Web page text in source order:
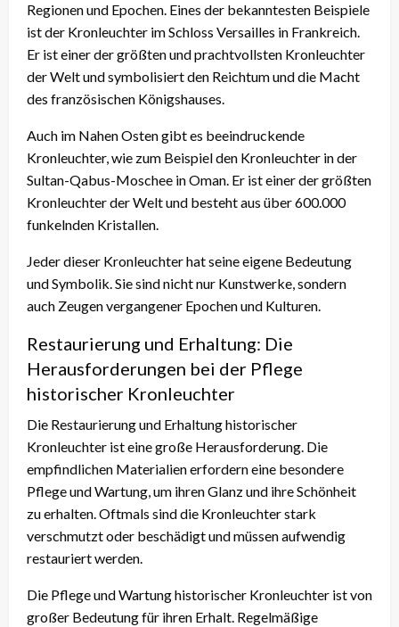
Regionen und Epochen. Eines der bekanntesten Beispiele
ist der Kronleuchter im Schloss Versailles in Frankreich.
Er ist einer der größten und prachtvollsten Kronleuchter
der Welt und symbolisiert den Reichtum und die Macht
des französischen Königshauses.
Auch im Nahen Osten gibt es beeindruckende
Kronleuchter, wie zum Beispiel den Kronleuchter in der
Sultan-Qabus-Moschee in Oman. Er ist einer der größten
Kronleuchter der Welt und besteht aus über 600.000
funkelnden Kristallen.
Jeder dieser Kronleuchter hat seine eigene Bedeutung
und Symbolik. Sie sind nicht nur Kunstwerke, sondern
auch Zeugen vergangener Epochen und Kulturen.
Restaurierung und Erhaltung: Die
Herausforderungen bei der Pflege
historischer Kronleuchter
Die Restaurierung und Erhaltung historischer
Kronleuchter ist eine große Herausforderung. Die
empfindlichen Materialien erfordern eine besondere
Pflege und Wartung, um ihren Glanz und ihre Schönheit
zu erhalten. Oftmals sind die Kronleuchter stark
verschmutzt oder beschädigt und müssen aufwendig
restauriert werden.
Die Pflege und Wartung historischer Kronleuchter ist von
großer Bedeutung für ihren Erhalt. Regelmäßige